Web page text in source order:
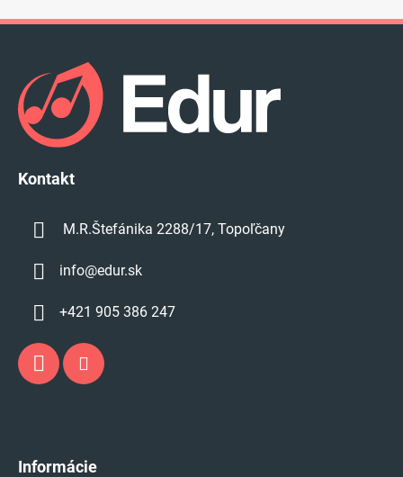
Kontakt
M.R.Štefánika 2288/17, Topoľčany
info@edur.sk
+421 905 386 247
Informácie